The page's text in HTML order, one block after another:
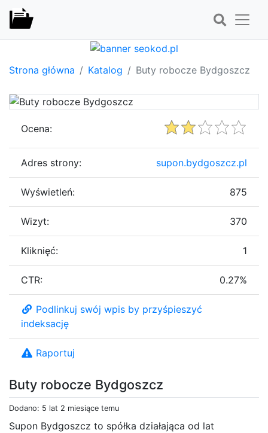
Strona główna Katalog Buty robocze Bydgoszcz
Buty robocze Bydgoszcz
Dodano: 5 lat 2 miesiące temu
Supon Bydgoszcz to spółka działająca od lat
Ocena:
Adres strony: supon.bydgoszcz.pl
Wyświetleń: 875
Wizyt: 370
Kliknięć: 1
CTR: 0.27%
Podlinkuj swój wpis by przyśpieszyć
indeksację
Raportuj